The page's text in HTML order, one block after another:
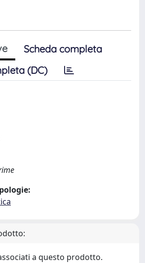
Scheda completa
(DC)
a questo prodotto.